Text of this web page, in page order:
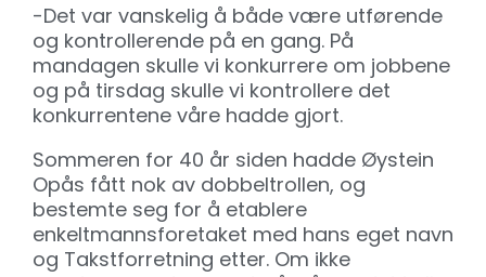
-Det var vanskelig å både være utførende
og kontrollerende på en gang. På
mandagen skulle vi konkurrere om jobbene
og på tirsdag skulle vi kontrollere det
konkurrentene våre hadde gjort.
Sommeren for 40 år siden hadde Øystein
Opås fått nok av dobbeltrollen, og
bestemte seg for å etablere
enkeltmannsforetaket med hans eget navn
og Takstforretning etter. Om ikke